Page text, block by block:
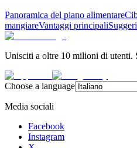
Panoramica del piano alimentare
mangiareVantaggi principali
Unisciti a oltre 10 milioni di utenti.
Choose a language
Media sociali
Facebook
Instagram